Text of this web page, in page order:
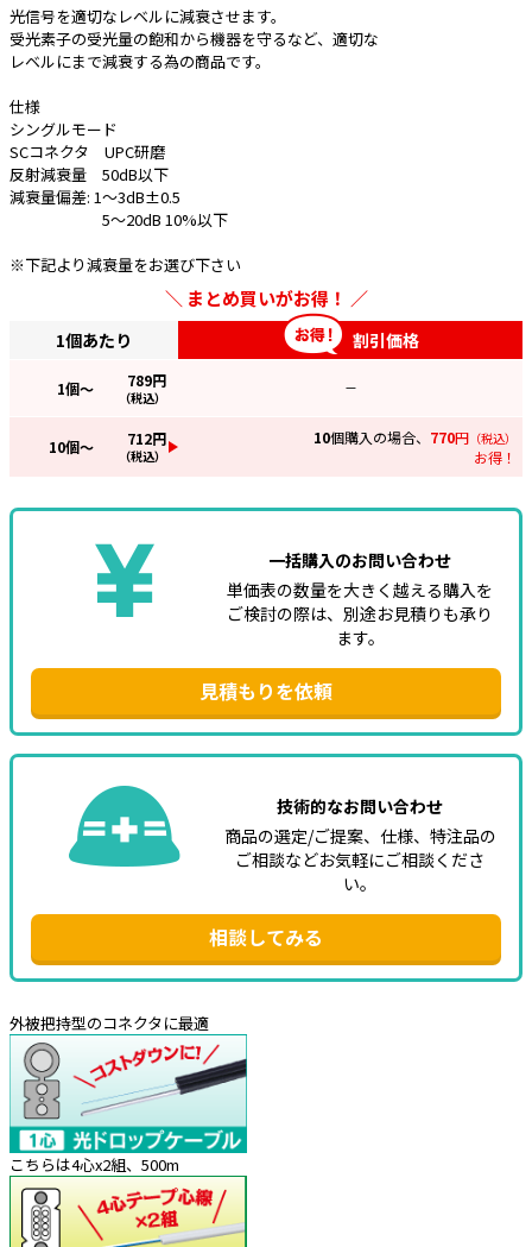
感染症関連
その他
暑さ対策
販売終了品
光信号を適切なレベルに減衰させます。
受光素子の受光量の飽和から機器を守るなど、適切な
レベルにまで減衰する為の商品です。
仕様
シングルモード
SCコネクタ UPC研磨
反射減衰量 50dB以下
減衰量偏差: 1～3dB±0.5
5～20dB 10%以下
※下記より減衰量をお選び下さい
まとめ買いがお得！
1個あたり 割引価格
1個～ 789円
（税込）
—
10個～ 712円
（税込）
10個購入の場合、 770円 （税込）
お得！
一括購入のお問い合わせ
単価表の数量を大きく越える購入を
ご検討の際は、別途お見積りも承り
ます。
見積もりを依頼
技術的なお問い合わせ
商品の選定/ご提案、仕様、特注品の
ご相談などお気軽にご相談くださ
い。
相談してみる
外被把持型のコネクタに最適
こちらは4心x2組、500m